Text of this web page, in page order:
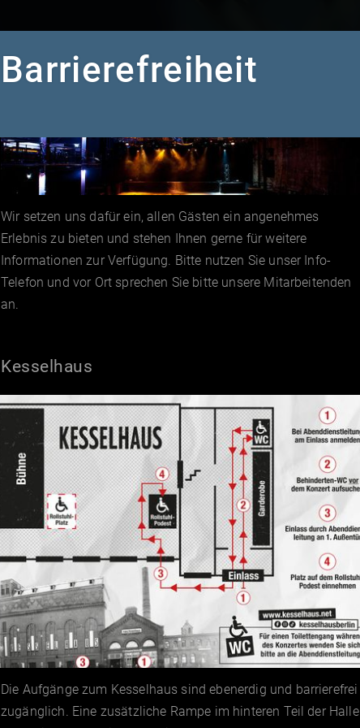
Barrierefreiheit
Wir setzen uns dafür ein, allen Gästen ein angenehmes
Erlebnis zu bieten und stehen Ihnen gerne für weitere
Informationen zur Verfügung. Bitte nutzen Sie unser Info-
Telefon und vor Ort sprechen Sie bitte unsere Mitarbeitenden
an.
Kesselhaus
Die Aufgänge zum Kesselhaus sind ebenerdig und barrierefrei
zugänglich. Eine zusätzliche Rampe im hinteren Teil der Halle